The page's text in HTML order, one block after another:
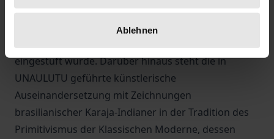
Ablehnen
Öffentlichkeit nicht etablierten Künstlern einging,
zumal diese gleichzeitig am 1. Leipziger Herbstsalon
eingestuft wurde. Darüber hinaus steht die in
UNAULUTU geführte künstlerische
Auseinandersetzung mit Zeichnungen
brasilianischer Karaja-Indianer in der Tradition des
Primitivismus der Klassischen Moderne, dessen